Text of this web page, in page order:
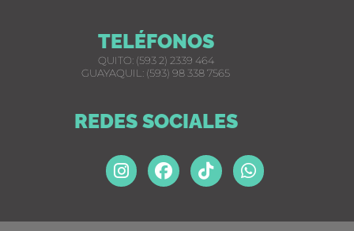
TELÉFONOS
QUITO: (593 2) 2339 464
GUAYAQUIL: (593) 98 338 7565
REDES SOCIALES